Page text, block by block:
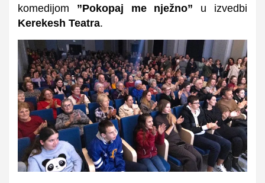
komedijom ”Pokopaj me nježno” u izvedbi
Kerekesh Teatra.